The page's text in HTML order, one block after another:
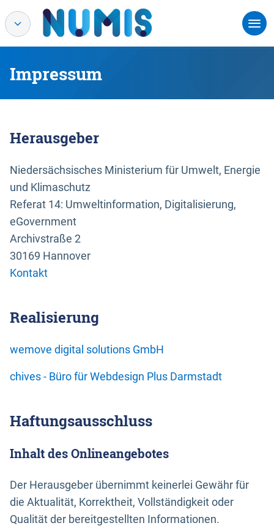
Impressum
Herausgeber
Niedersächsisches Ministerium für Umwelt, Energie
und Klimaschutz
Referat 14: Umweltinformation, Digitalisierung,
eGovernment
Archivstraße 2
30169 Hannover
Kontakt
Realisierung
wemove digital solutions GmbH
chives - Büro für Webdesign Plus Darmstadt
Haftungsausschluss
Inhalt des Onlineangebotes
Der Herausgeber übernimmt keinerlei Gewähr für
die Aktualität, Korrektheit, Vollständigkeit oder
Qualität der bereitgestellten Informationen.